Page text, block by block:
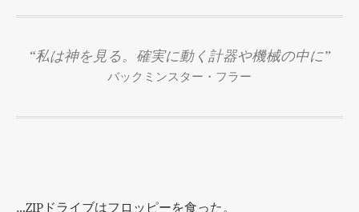
“私は神を見る。確実に動く計器や機械の中に”
バックミンスター・フラー
…ZIPドライブはフロッピーを食った。